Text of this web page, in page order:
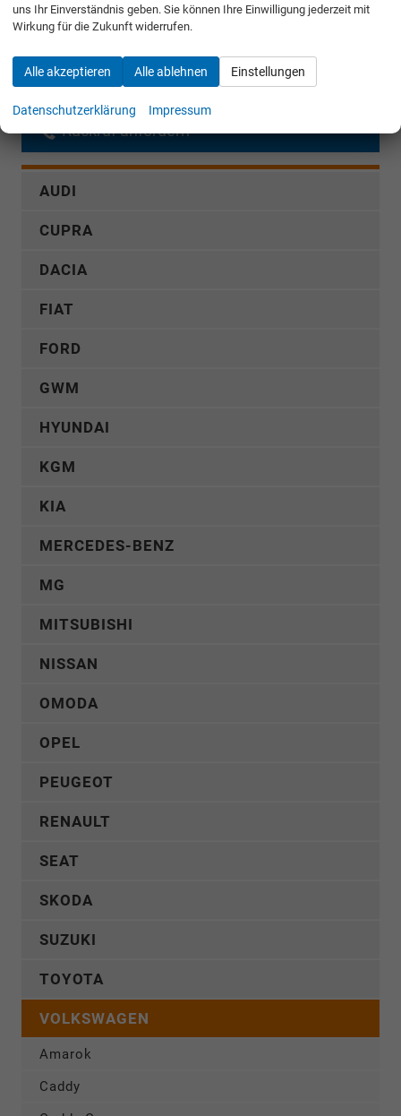
Jetzt anrufen
Fahrzeugnr.
Rückruf anfordern
AUDI
CUPRA
DACIA
FIAT
FORD
GWM
HYUNDAI
KGM
KIA
MERCEDES-BENZ
MG
MITSUBISHI
NISSAN
OMODA
OPEL
PEUGEOT
RENAULT
SEAT
SKODA
SUZUKI
TOYOTA
VOLKSWAGEN
Amarok
Caddy
uns Ihr Einverständnis geben. Sie können Ihre Einwilligung jederzeit mit
Wirkung für die Zukunft widerrufen.
Alle akzeptieren Alle ablehnen Einstellungen
Datenschutzerklärung Impressum